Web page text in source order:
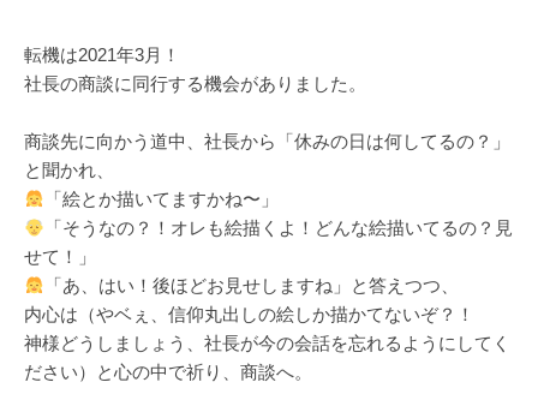
転機は2021年3月！
社長の商談に同行する機会がありました。
商談先に向かう道中、社長から「休みの日は何してるの？」
と聞かれ、
「絵とか描いてますかね〜」
「そうなの？！オレも絵描くよ！どんな絵描いてるの？見
せて！」
「あ、はい！後ほどお見せしますね」と答えつつ、
内心は（やベぇ、信仰丸出しの絵しか描かてないぞ？！
神様どうしましょう、社長が今の会話を忘れるようにしてく
ださい）と心の中で祈り、商談へ。